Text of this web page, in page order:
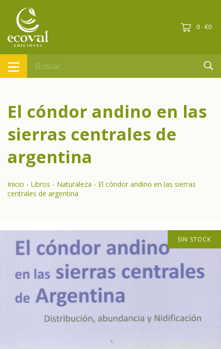
0 - €0
El cóndor andino en las
sierras centrales de
argentina
Inicio - Libros - Naturaleza - El cóndor andino en las sierras
centrales de argentina
SIN STOCK